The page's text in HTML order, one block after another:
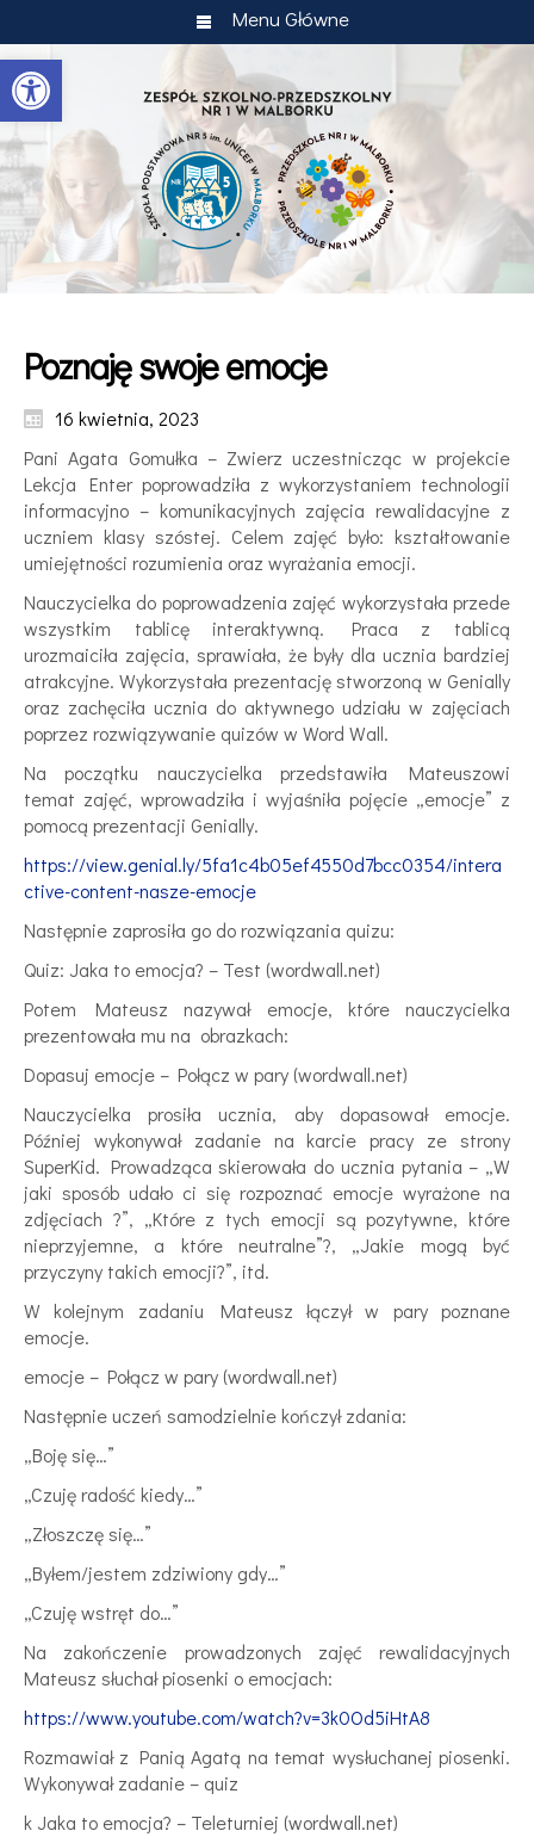
Otwórz pasek narzędzi
Menu Główne
Poznaję swoje emocje
16 kwietnia, 2023
Pani Agata Gomułka – Zwierz uczestnicząc w projekcie
Lekcja Enter poprowadziła z wykorzystaniem technologii
informacyjno – komunikacyjnych zajęcia rewalidacyjne z
uczniem klasy szóstej. Celem zajęć było: kształtowanie
umiejętności rozumienia oraz wyrażania emocji.
Nauczycielka do poprowadzenia zajęć wykorzystała przede
wszystkim tablicę interaktywną. Praca z tablicą
urozmaiciła zajęcia, sprawiała, że były dla ucznia bardziej
atrakcyjne. Wykorzystała prezentację stworzoną w Genially
oraz zachęciła ucznia do aktywnego udziału w zajęciach
poprzez rozwiązywanie quizów w Word Wall.
Na początku nauczycielka przedstawiła Mateuszowi
temat zajęć, wprowadziła i wyjaśniła pojęcie „emocje” z
pomocą prezentacji Genially.
https://view.genial.ly/5fa1c4b05ef4550d7bcc0354/intera
ctive-content-nasze-emocje
Następnie zaprosiła go do rozwiązania quizu:
Quiz: Jaka to emocja? – Test (wordwall.net)
Potem Mateusz nazywał emocje, które nauczycielka
prezentowała mu na obrazkach:
Dopasuj emocje – Połącz w pary (wordwall.net)
Nauczycielka prosiła ucznia, aby dopasował emocje.
Później wykonywał zadanie na karcie pracy ze strony
SuperKid. Prowadząca skierowała do ucznia pytania – „W
jaki sposób udało ci się rozpoznać emocje wyrażone na
zdjęciach ?”, „Które z tych emocji są pozytywne, które
nieprzyjemne, a które neutralne”?, „Jakie mogą być
przyczyny takich emocji?”, itd.
W kolejnym zadaniu Mateusz łączył w pary poznane
emocje.
emocje – Połącz w pary (wordwall.net)
Następnie uczeń samodzielnie kończył zdania:
„Boję się…”
„Czuję radość kiedy…”
„Złoszczę się…”
„Byłem/jestem zdziwiony gdy…”
„Czuję wstręt do…”
Na zakończenie prowadzonych zajęć rewalidacyjnych
Mateusz słuchał piosenki o emocjach:
https://www.youtube.com/watch?v=3k0Od5iHtA8
Rozmawiał z Panią Agatą na temat wysłuchanej piosenki.
Wykonywał zadanie – quiz
k Jaka to emocja? – Teleturniej (wordwall.net)